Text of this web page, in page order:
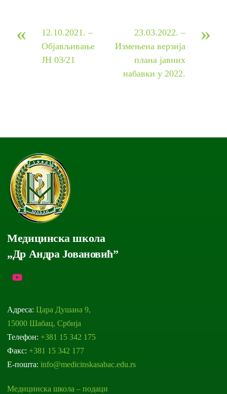
«
12.10.2021. –
Објављивање
ЈН 03/21
»
23.03.2022. –
Измењена верзија
плана јавних
набавки у 2022.
Медицинска школа
„Др Андра Јовановић”
Адреса:Цара Душана 9,
15000 Шабац, Србија
Телефон: +381 15 342 175
Факс: +381 15 342 177
Е-пошта:info@medicinskasabac.edu.rs
Медицинска школа – подаци